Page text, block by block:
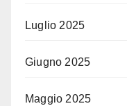
Luglio 2025
Giugno 2025
Maggio 2025